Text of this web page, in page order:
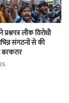
लीक विरोधी
संगठनों से की
बरकरार